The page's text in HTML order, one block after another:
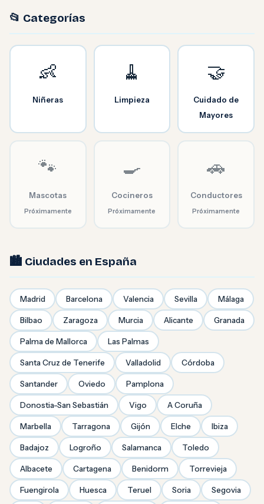
📂 Categorías
👶
Niñeras
🧹
Limpieza
🤝
Cuidado de
Mayores
🐾
Mascotas
Próximamente
🍳
Cocineros
Próximamente
🚗
Conductores
Próximamente
🏙️ Ciudades en España
Madrid Barcelona Valencia Sevilla Málaga
Bilbao Zaragoza Murcia Alicante Granada
Palma de Mallorca Las Palmas
Santa Cruz de Tenerife Valladolid Córdoba
Santander Oviedo Pamplona
Donostia-San Sebastián Vigo A Coruña
Marbella Tarragona Gijón Elche Ibiza
Badajoz Logroño Salamanca Toledo
Albacete Cartagena Benidorm Torrevieja
Fuengirola Huesca Teruel Soria Segovia